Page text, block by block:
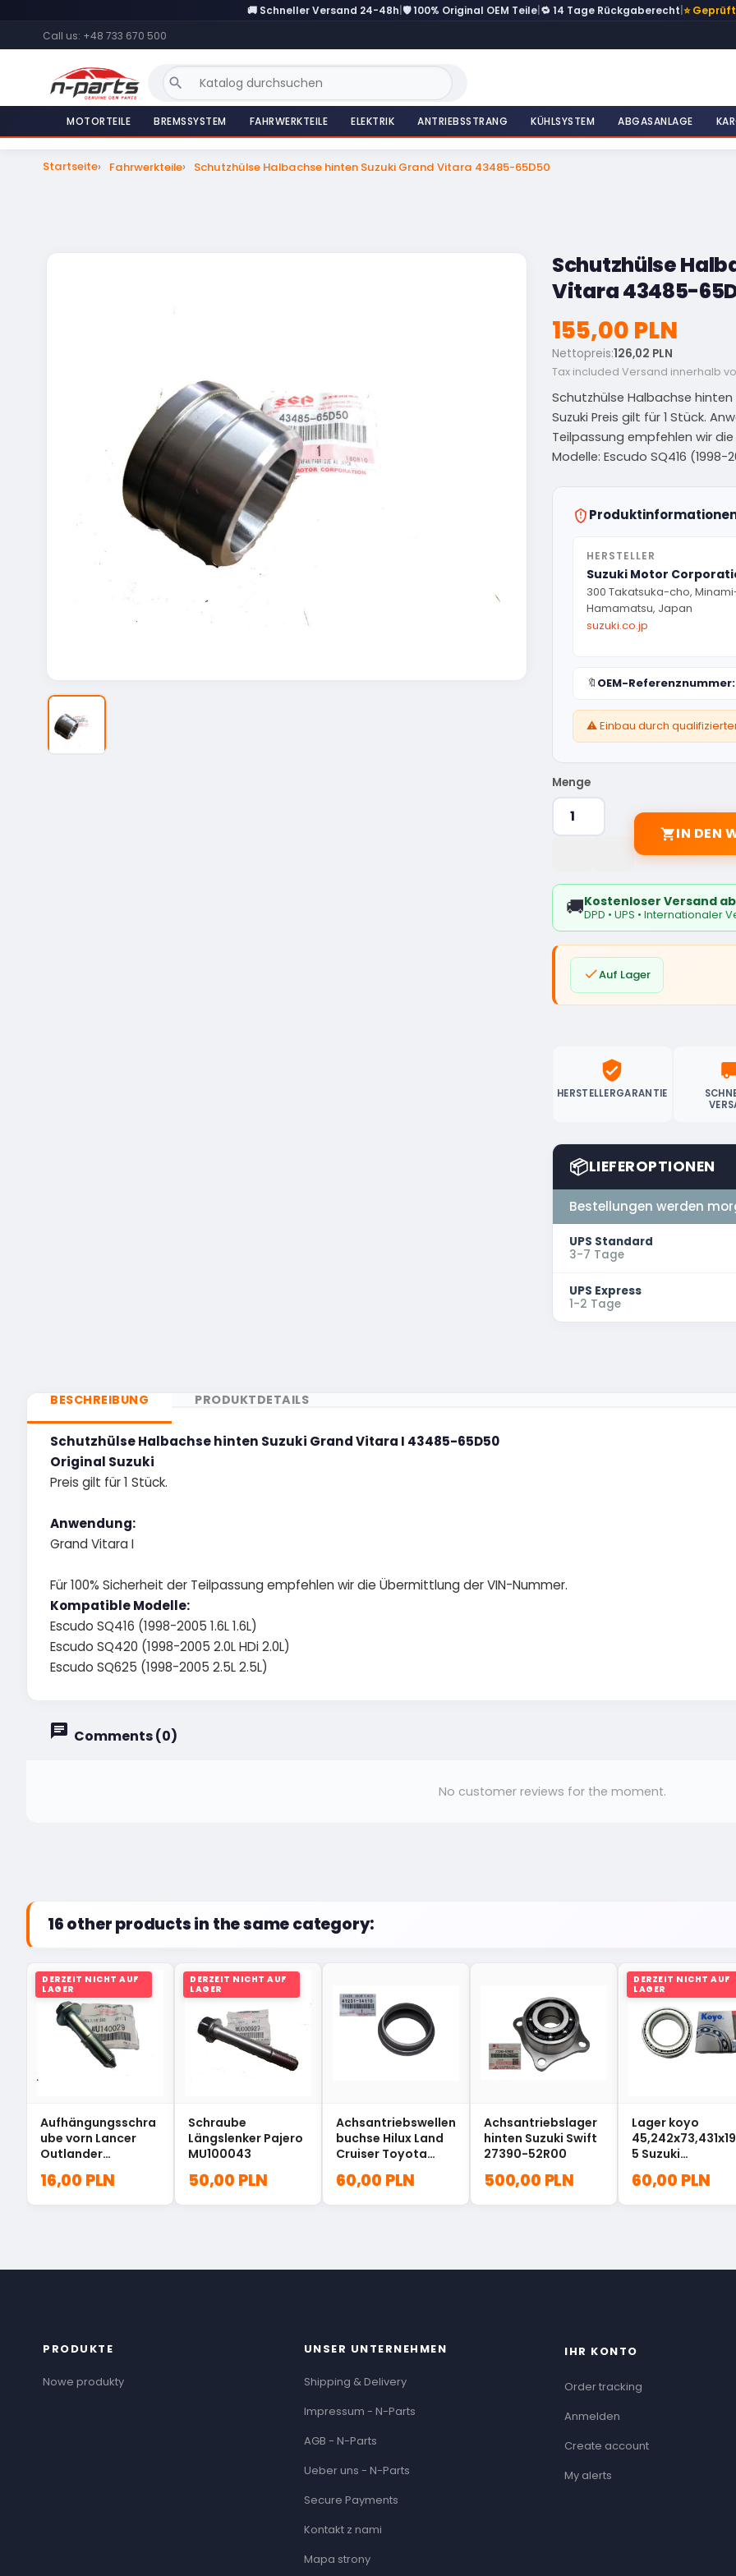
🚚 Schneller Versand 24-48h 🛡️ 100% Original OEM Teile 🔁 14 Tage Rückgaberecht ⭐
Call us: +48 733 670 500
search
MOTORTEILE BREMSSYSTEM FAHRWERKTEILE ELEKTRIK ANTRIEBSSTRANG KÜHLSYSTEM ABGASANLAGE
Startseite Fahrwerkteile Schutzhülse Halbachse hinten Suzuki Grand Vitara 43485-65D50
Schutzhülse
Vitara 43485-
155,00 PLN
Nettopreis:126,02 PLN
Tax included Versand innerhalb
Schutzhülse Halbachse
Suzuki Preis gilt für 1 Stück.
Teilpassung empfehlen wir
Modelle: Escudo SQ416 (1998-
Produktinformationen
HERSTELLER
Suzuki Motor
300 Takatsuka-cho,
Hamamatsu, Japan
suzuki.co.jp
🔖 OEM-Referenznummer:
⚠️ Einbau durch
Menge
IN DEN
🚚Kostenloser Versand
DPD • UPS • Internationaler
Auf Lager
verified_user
HERSTELLERGARANTIE
📦LIEFEROPTIONEN
Bestellungen werden
UPS Standard
3-7 Tage
UPS Express
1-2 Tage
BESCHREIBUNG PRODUKTDETAILS
Schutzhülse Halbachse hinten Suzuki Grand Vitara I 43485-65D50
Original Suzuki
Preis gilt für 1 Stück.
Anwendung:
Grand Vitara I
Für 100% Sicherheit der Teilpassung empfehlen wir die Übermittlung der VIN-Nummer.
Kompatible Modelle:
Escudo SQ416 (1998-2005 1.6L 1.6L)
Escudo SQ420 (1998-2005 2.0L HDi 2.0L)
Escudo SQ625 (1998-2005 2.5L 2.5L)
Comments (0)
No customer reviews for the moment.
16 other products in the same category:
DERZEIT NICHT AUF
LAGER
Aufhängungsschra
ube vorn Lancer
Outlander
16,00 PLN
DERZEIT NICHT AUF
LAGER
Schraube
Längslenker Pajero
MU100043
50,00 PLN
Achsantriebswellen
buchse Hilux Land
Cruiser Toyota
60,00 PLN
Achsantriebslager
hinten Suzuki Swift
27390-52R00
500,00 PLN
DERZEIT NICHT AUF
LAGER
Lager koyo
5 Suzuki
60,00 PLN
PRODUKTE
Nowe produkty
UNSER UNTERNEHMEN
Shipping & Delivery
Impressum - N-Parts
AGB - N-Parts
Ueber uns - N-Parts
Secure Payments
Kontakt z nami
Mapa strony
IHR KONTO
Order tracking
Anmelden
Create account
My alerts